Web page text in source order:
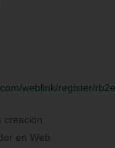
weblink/register/
creación
en Web